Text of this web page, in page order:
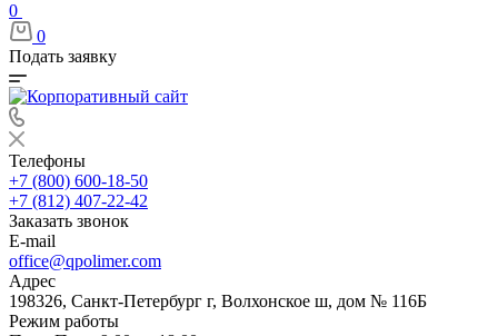
0
0
Подать заявку
Телефоны
+7 (800) 600-18-50
+7 (812) 407-22-42
Заказать звонок
E-mail
office@qpolimer.com
Адрес
198326, Санкт-Петербург г, Волхонское ш, дом № 116Б
Режим работы